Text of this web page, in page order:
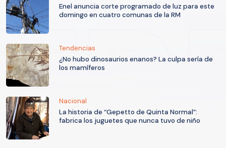
Enel anuncia corte programado de luz para este
domingo en cuatro comunas de la RM
Tendencias
¿No hubo dinosaurios enanos? La culpa sería de
los mamíferos
Nacional
La historia de “Gepetto de Quinta Normal”:
fabrica los juguetes que nunca tuvo de niño